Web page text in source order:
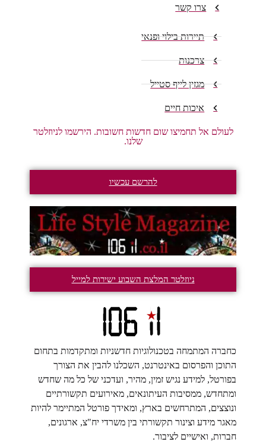
צרו קשר
תיירות בילוי ופנאי
צרכנות
מגזין לייף סטייל
איכות חיים
לעולם אל תחמיצו שום חדשות חשובות. הירשמו לניוזלטר
שלנו.
להרשם עכשיו
ניוזלטר המלצת השבוע ישירות למייל
כחברה המתמחה בטכנולוגיות חדשניות ומתקדמות בתחום
התוכן והפרסום באינטרנט, השכלנו להבין את הצורך
בפורטל, למידע נגיש זמין, מהיר, ועדכני של כל מה שחדש
ומתחדש, ממסיבות העיתונאים, מאירועים תקשורתיים
ונוצצים, המתרחשים בארץ, ומאידך פורטל המתיימר להיות
מאגר מידע וצינור תקשורתי בין משרדי יח"צ, ארגונים,
חברות, ואישיים לציבור.